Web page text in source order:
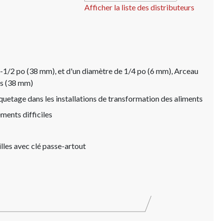
Afficher la liste des distributeurs
2 po (38 mm), et d'un diamètre de 1/4 po (6 mm), Arceau
(38 mm)
dans les installations de transformation des aliments
difficiles
avec clé passe-artout